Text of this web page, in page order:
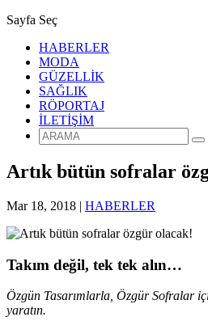
Sayfa Seç
HABERLER
MODA
GÜZELLİK
SAĞLIK
RÖPORTAJ
İLETİŞİM
Artık bütün sofralar
Mar 18, 2018 | HABERLER
Takım değil, tek tek alın…
Özgün Tasarımlarla, Özgür Sofralar
yaratın.